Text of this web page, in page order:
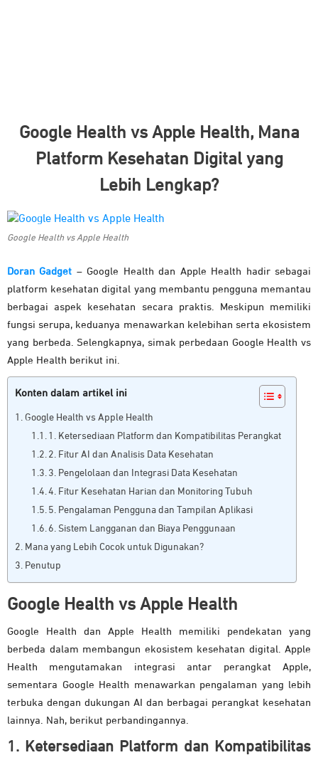
Google Health vs Apple Health, Mana
Platform Kesehatan Digital yang
Lebih Lengkap?
Google Health vs Apple Health
Doran Gadget – Google Health dan Apple Health hadir sebagai
platform kesehatan digital yang membantu pengguna memantau
berbagai aspek kesehatan secara praktis. Meskipun memiliki
fungsi serupa, keduanya menawarkan kelebihan serta ekosistem
yang berbeda. Selengkapnya, simak perbedaan Google Health vs
Apple Health berikut ini.
Konten dalam artikel ini
Google Health vs Apple Health
1. Ketersediaan Platform dan Kompatibilitas Perangkat
2. Fitur AI dan Analisis Data Kesehatan
3. Pengelolaan dan Integrasi Data Kesehatan
4. Fitur Kesehatan Harian dan Monitoring Tubuh
5. Pengalaman Pengguna dan Tampilan Aplikasi
6. Sistem Langganan dan Biaya Penggunaan
Mana yang Lebih Cocok untuk Digunakan?
Penutup
Google Health vs Apple Health
Google Health dan Apple Health memiliki pendekatan yang
berbeda dalam membangun ekosistem kesehatan digital. Apple
Health mengutamakan integrasi antar perangkat Apple,
sementara Google Health menawarkan pengalaman yang lebih
terbuka dengan dukungan AI dan berbagai perangkat kesehatan
lainnya. Nah, berikut perbandingannya.
1. Ketersediaan Platform dan Kompatibilitas